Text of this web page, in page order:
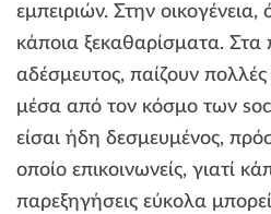
εμπειριών. Στην
κάποια ξεκαθαρίσματα. Στα
αδέσμευτος, παίζουν πολλές
μέσα από τον κόσμο των
είσαι ήδη δεσμευμένος,
οποίο επικοινωνείς, γιατί
παρεξηγήσεις εύκολα